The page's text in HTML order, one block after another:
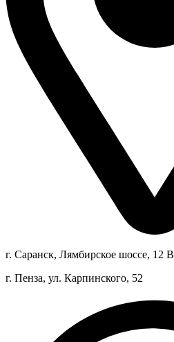
г. Саранск, Лямбирское шоссе, 12 В
г. Пенза, ул. Карпинского, 52